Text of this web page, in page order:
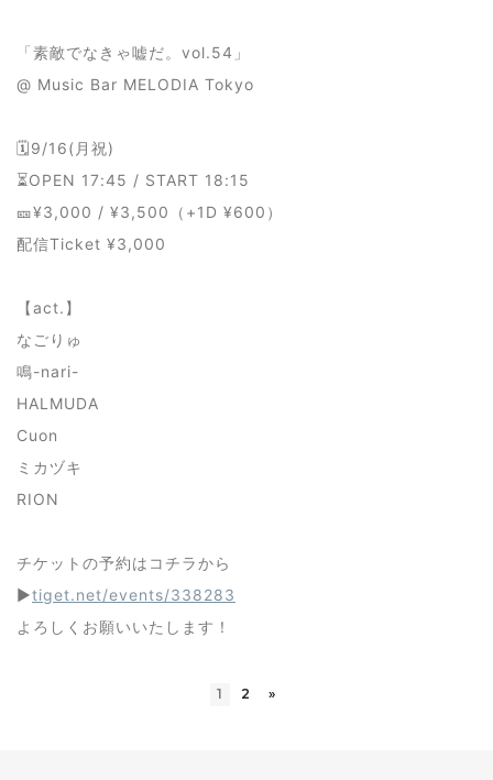
「素敵でなきゃ嘘だ。vol.54」
@ Music Bar MELODIA Tokyo
🗓9/16(月祝)
⏳OPEN 17:45 / START 18:15
🎫¥3,000 / ¥3,500（+1D ¥600）
配信Ticket ¥3,000
【act.】
なごりゅ
鳴-nari-
HALMUDA
Cuon
ミカヅキ
RION
チケットの予約はコチラから
▶tiget.net/events/338283
よろしくお願いいたします！
1 2 »